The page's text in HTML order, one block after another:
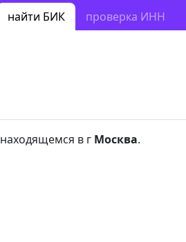
найти БИК проверка ИНН
в г Москва.